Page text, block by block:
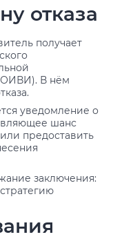
отказа
получает
В нём
уведомление о
шанс
предоставить
заключения: